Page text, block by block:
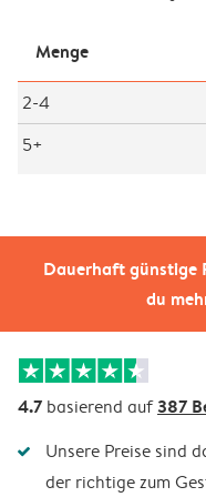
Dauerhaft günstige
du
Menge
2-4
5+
4.7 basierend auf387
Unsere Preise sind
der richtige zum